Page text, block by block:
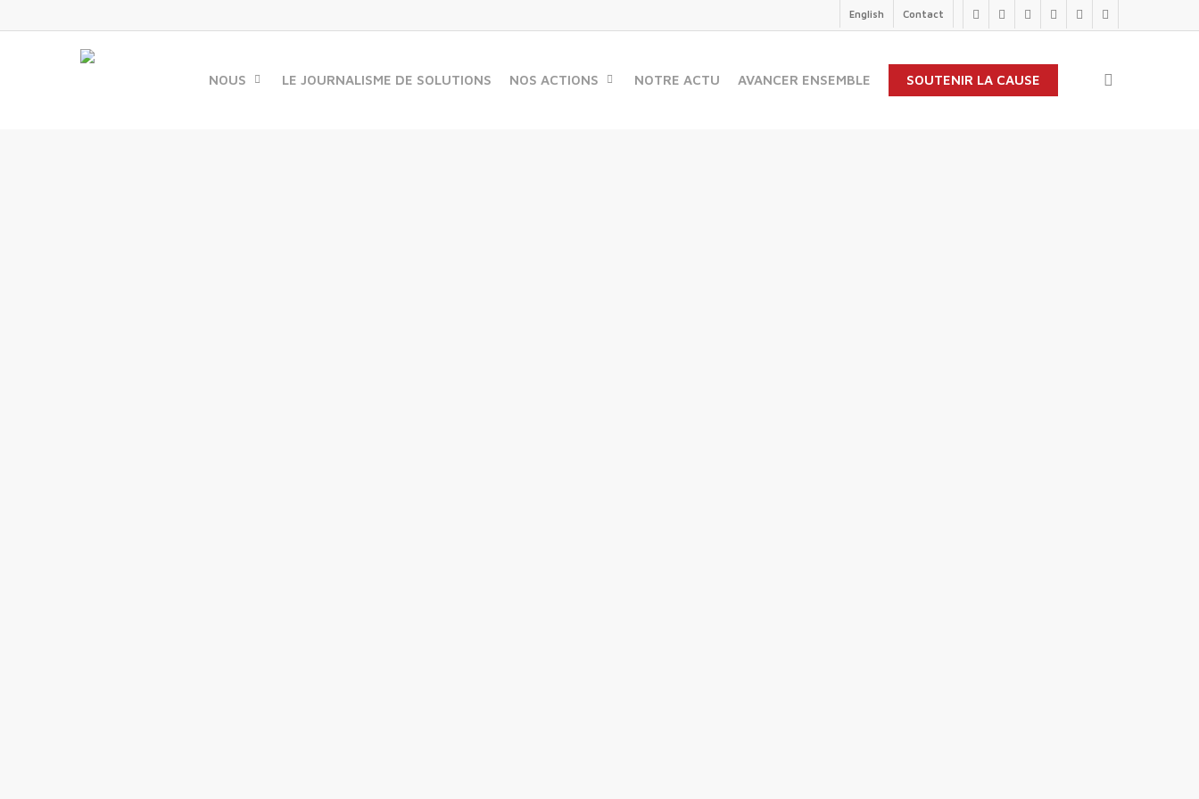
to
twitterfacebooklinkedinyoutubeinstagram
flickr
English Contact
NOUS LE JOURNALISME DE SOLUTIONS NOS ACTIONS NOTRE ACTU AVANCER ENSEMBLE SOUTENIR LA CAUSE